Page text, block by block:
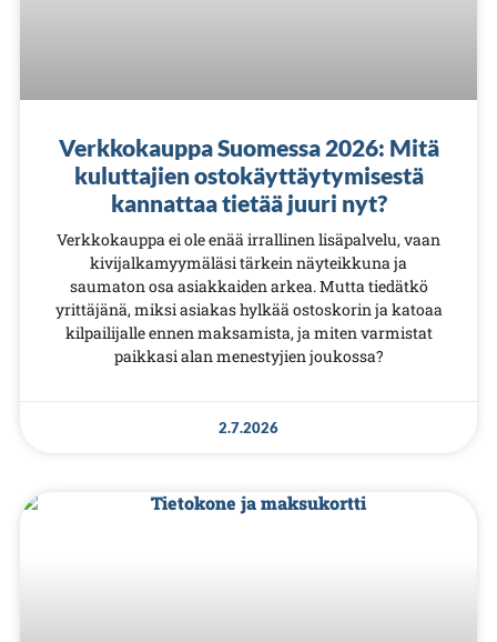
Verkkokauppa Suomessa 2026: Mitä
kuluttajien ostokäyttäytymisestä
kannattaa tietää juuri nyt?
Verkkokauppa ei ole enää irrallinen lisäpalvelu, vaan
kivijalkamyymäläsi tärkein näyteikkuna ja
saumaton osa asiakkaiden arkea. Mutta tiedätkö
yrittäjänä, miksi asiakas hylkää ostoskorin ja katoaa
kilpailijalle ennen maksamista, ja miten varmistat
paikkasi alan menestyjien joukossa?
2.7.2026